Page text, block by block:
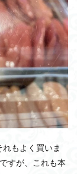
もよく買いま
すが、これも本